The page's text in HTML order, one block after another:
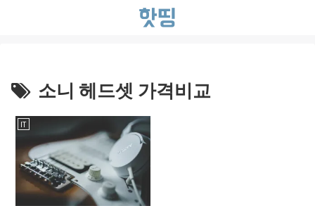
소니 헤드셋 가격비교
IT